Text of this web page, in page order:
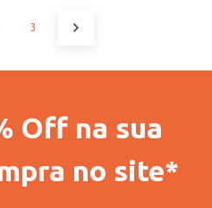
3
Off na sua
no site*